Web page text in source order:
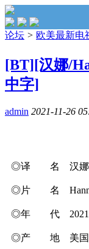
论坛 > 欧美最新电
[BT][汉娜/
中字]
admin 2021-11-26
◎译 名 汉娜
◎片 名 Hanna
◎年 代 2021
◎产 地 美国